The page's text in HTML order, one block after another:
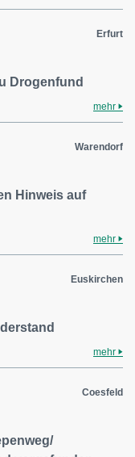
Erfurt
Drogenfund
mehr
Warendorf
Hinweis auf
mehr
Euskirchen
mehr
Coesfeld